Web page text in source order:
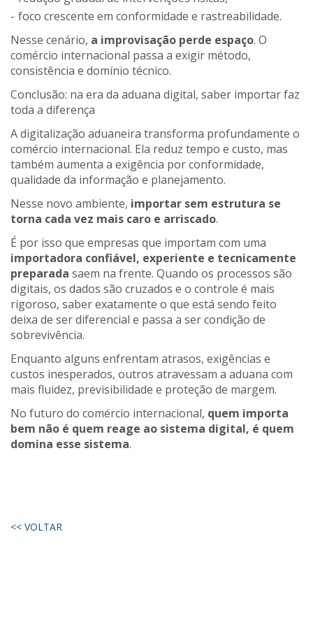
foco crescente em conformidade e rastreabilidade.
Nesse cenário, a improvisação perde espaço. O
comércio internacional passa a exigir método,
consistência e domínio técnico.
Conclusão: na era da aduana digital, saber importar faz
toda a diferença
A digitalização aduaneira transforma profundamente o
comércio internacional. Ela reduz tempo e custo, mas
também aumenta a exigência por conformidade,
qualidade da informação e planejamento.
Nesse novo ambiente, importar sem estrutura se
torna cada vez mais caro e arriscado.
É por isso que empresas que importam com uma
importadora confiável, experiente e tecnicamente
preparada saem na frente. Quando os processos são
digitais, os dados são cruzados e o controle é mais
rigoroso, saber exatamente o que está sendo feito
deixa de ser diferencial e passa a ser condição de
sobrevivência.
Enquanto alguns enfrentam atrasos, exigências e
custos inesperados, outros atravessam a aduana com
mais fluidez, previsibilidade e proteção de margem.
No futuro do comércio internacional, quem importa
bem não é quem reage ao sistema digital, é quem
domina esse sistema.
<< VOLTAR